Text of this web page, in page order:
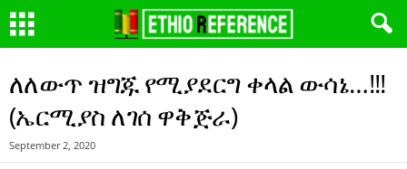
ለለውጥ ዝግጁ የሚያደርግ ቀላል ውሳኔ…!!!
(ኤርሚያስ ለገሰ ዋቅጅራ)
September 2, 2020